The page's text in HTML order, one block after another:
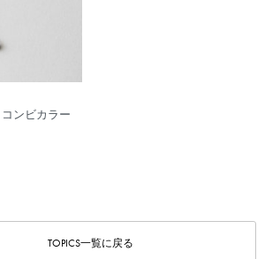
ンビカラー
TOPICS一覧に戻る